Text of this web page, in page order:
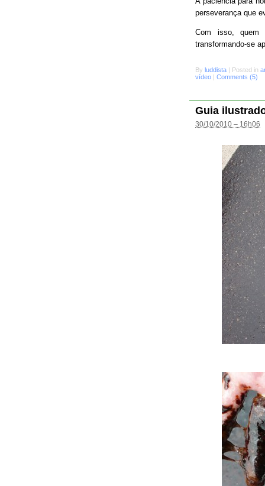
perseverança que
Com isso, quem
transformando-se
By luddista | Posted in
vídeo | Comments (5)
Guia
30/10/2010 – 16h06